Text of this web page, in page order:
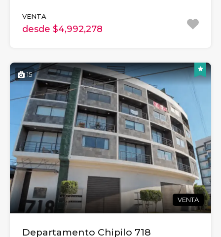
VENTA
desde $4,992,278
15
VENTA
Departamento Chipilo 718